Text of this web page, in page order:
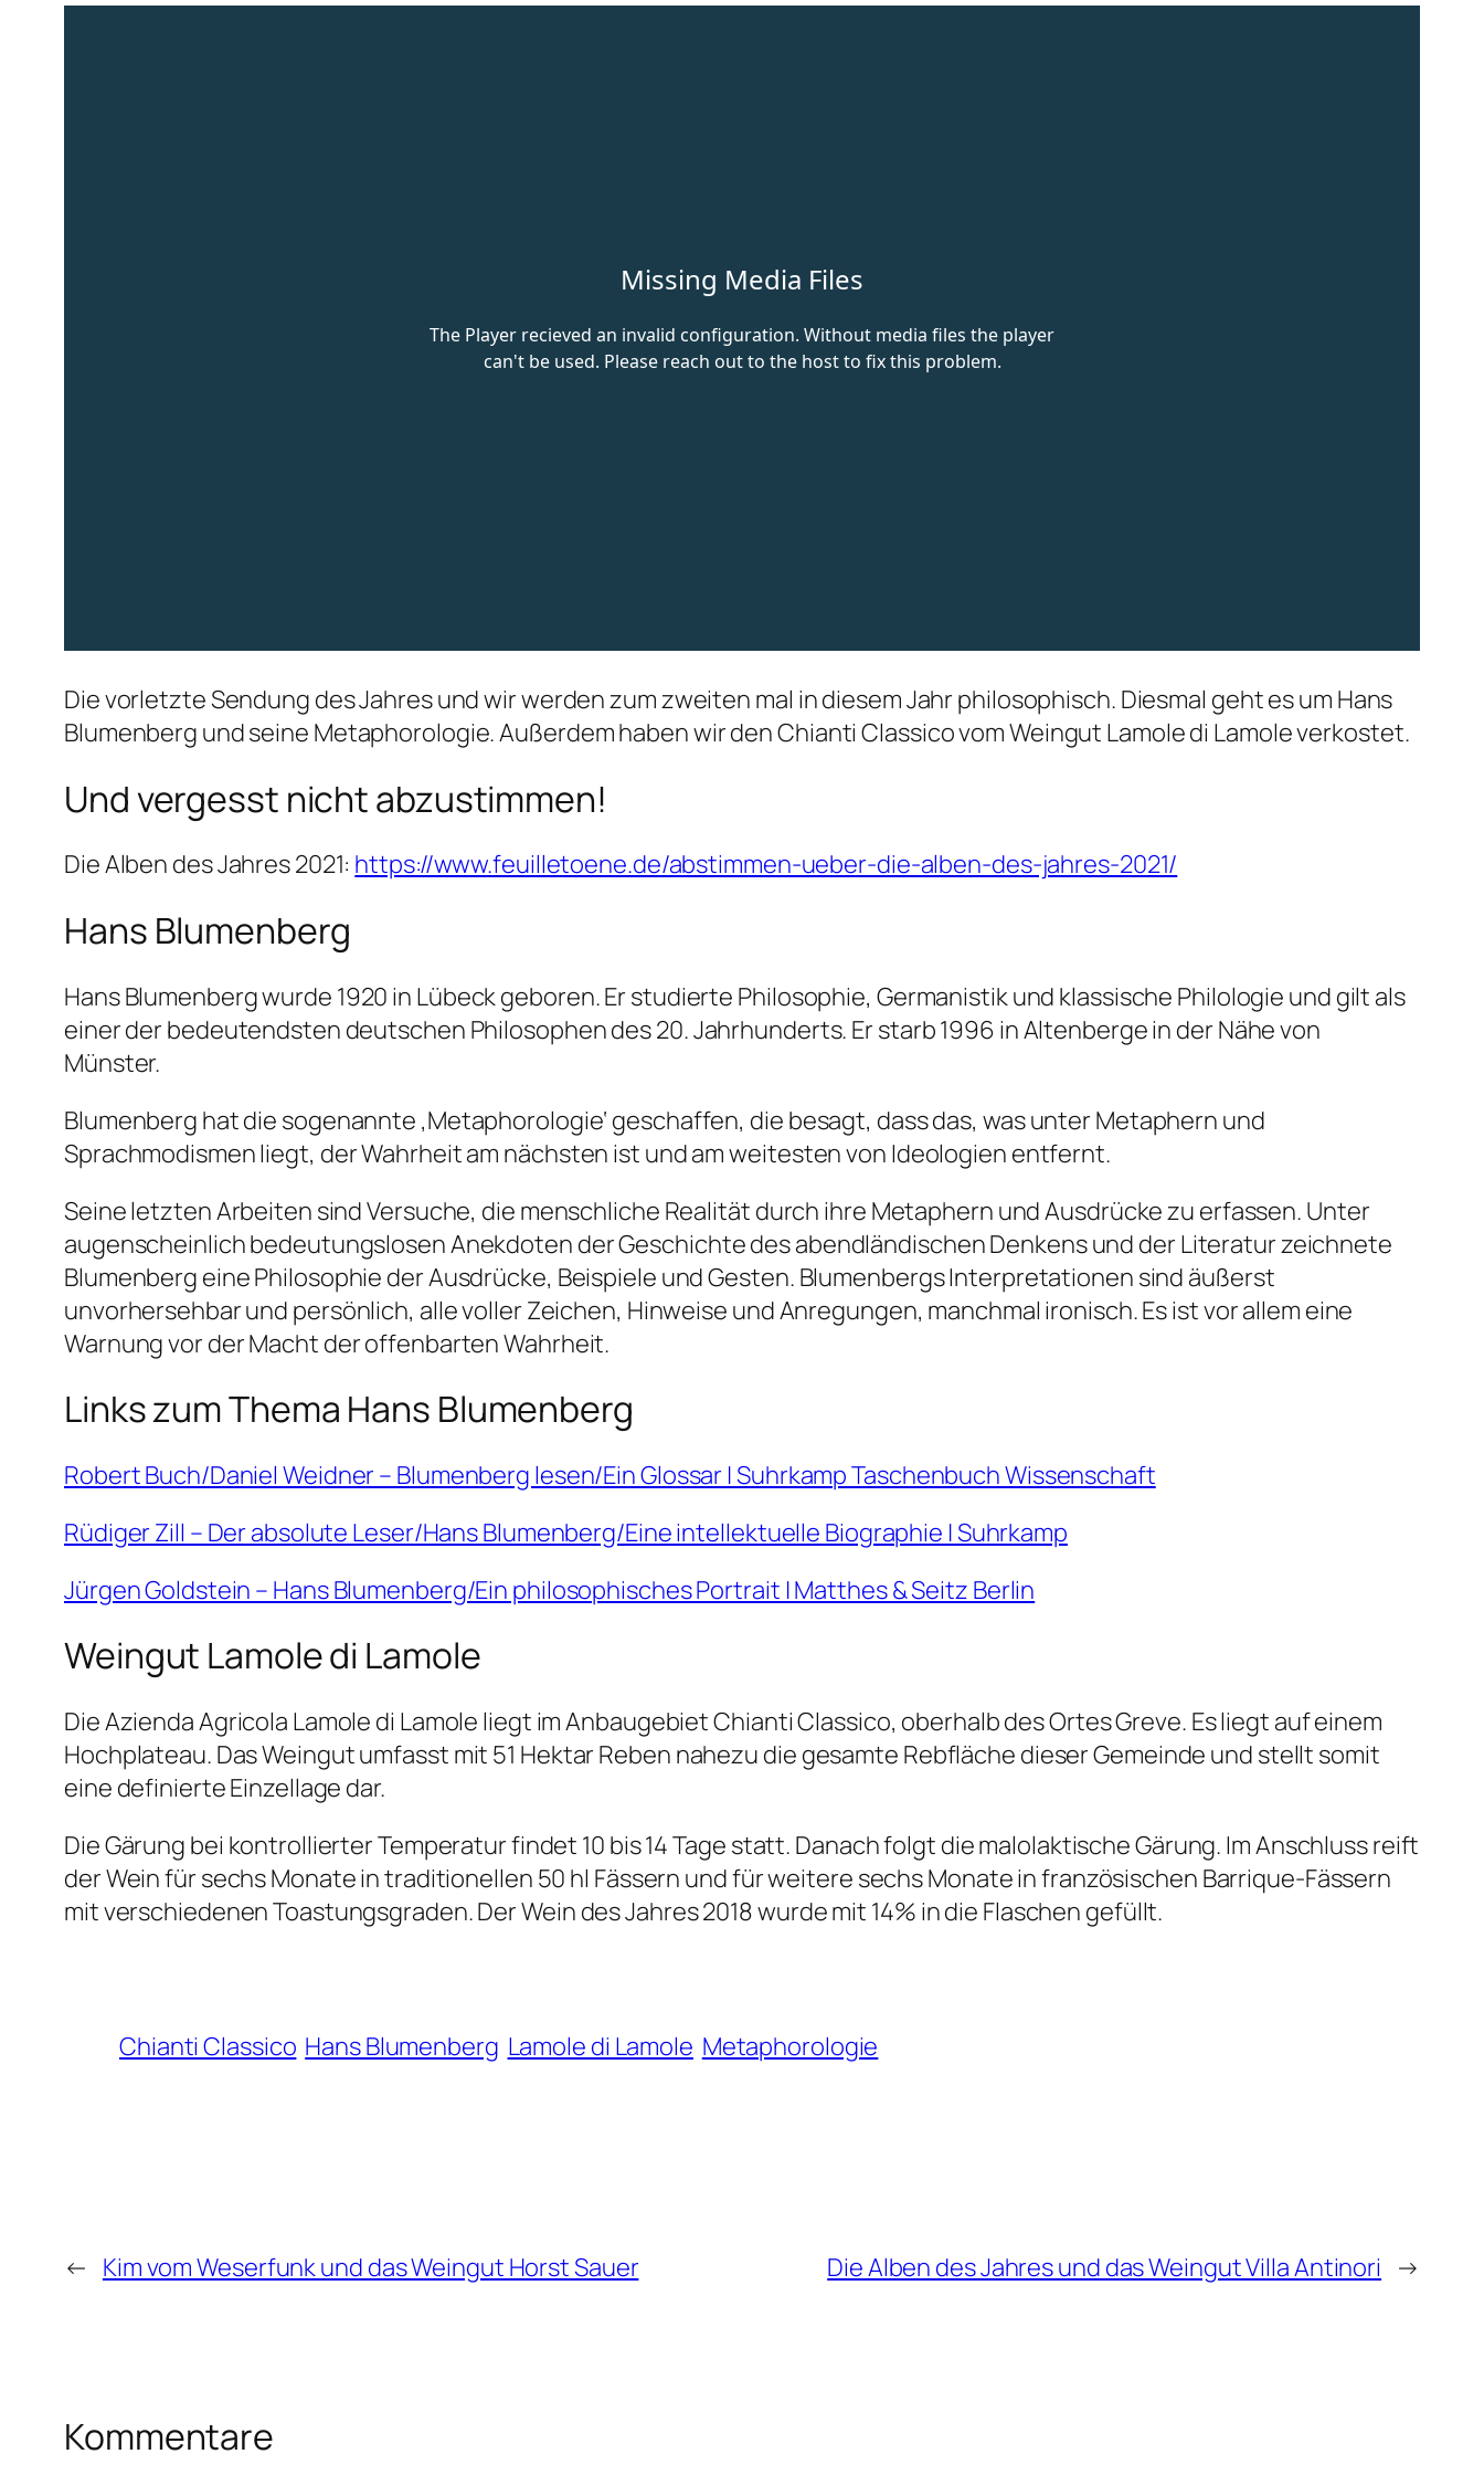
Die vorletzte Sendung des Jahres und wir werden zum zweiten mal in diesem Jahr philosophisch. Diesmal geht es um Hans
Blumenberg und seine Metaphorologie. Außerdem haben wir den Chianti Classico vom Weingut Lamole di Lamole verkostet.
Und vergesst nicht abzustimmen!
Die Alben des Jahres 2021: https://www.feuilletoene.de/abstimmen-ueber-die-alben-des-jahres-2021/
Hans Blumenberg
Hans Blumenberg wurde 1920 in Lübeck geboren. Er studierte Philosophie, Germanistik und klassische Philologie und gilt als
einer der bedeutendsten deutschen Philosophen des 20. Jahrhunderts. Er starb 1996 in Altenberge in der Nähe von
Münster.
Blumenberg hat die sogenannte ‚Metaphorologie‘ geschaffen, die besagt, dass das, was unter Metaphern und
Sprachmodismen liegt, der Wahrheit am nächsten ist und am weitesten von Ideologien entfernt.
Seine letzten Arbeiten sind Versuche, die menschliche Realität durch ihre Metaphern und Ausdrücke zu erfassen. Unter
augenscheinlich bedeutungslosen Anekdoten der Geschichte des abendländischen Denkens und der Literatur zeichnete
Blumenberg eine Philosophie der Ausdrücke, Beispiele und Gesten. Blumenbergs Interpretationen sind äußerst
unvorhersehbar und persönlich, alle voller Zeichen, Hinweise und Anregungen, manchmal ironisch. Es ist vor allem eine
Warnung vor der Macht der offenbarten Wahrheit.
Links zum Thema Hans Blumenberg
Robert Buch/Daniel Weidner – Blumenberg lesen/Ein Glossar | Suhrkamp Taschenbuch Wissenschaft
Rüdiger Zill – Der absolute Leser/Hans Blumenberg/Eine intellektuelle Biographie | Suhrkamp
Jürgen Goldstein – Hans Blumenberg/Ein philosophisches Portrait | Matthes & Seitz Berlin
Weingut Lamole di Lamole
Die Azienda Agricola Lamole di Lamole liegt im Anbaugebiet Chianti Classico, oberhalb des Ortes Greve. Es liegt auf einem
Hochplateau. Das Weingut umfasst mit 51 Hektar Reben nahezu die gesamte Rebfläche dieser Gemeinde und stellt somit
eine definierte Einzellage dar.
Die Gärung bei kontrollierter Temperatur findet 10 bis 14 Tage statt. Danach folgt die malolaktische Gärung. Im Anschluss reift
der Wein für sechs Monate in traditionellen 50 hl Fässern und für weitere sechs Monate in französischen Barrique-Fässern
mit verschiedenen Toastungsgraden. Der Wein des Jahres 2018 wurde mit 14% in die Flaschen gefüllt.
Chianti Classico Hans Blumenberg Lamole di Lamole Metaphorologie
← Kim vom Weserfunk und das Weingut Horst Sauer Die Alben des Jahres und das Weingut Villa Antinori →
Kommentare